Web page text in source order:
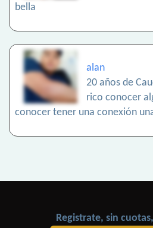
bella
alan
20 años de
rico conocer
conocer tener una conexión
Registrate, sin